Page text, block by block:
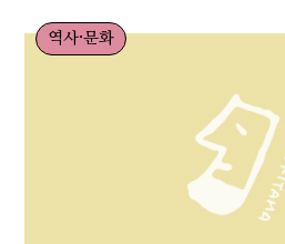
역사·문화